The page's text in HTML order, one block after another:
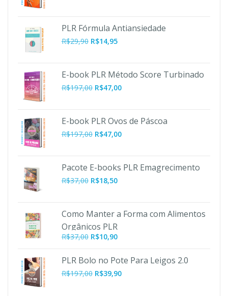
PLR Fórmula Antiansiedade
R$29,90 R$14,95
E-book PLR Método Score Turbinado
R$197,00 O
era:
R$197,00.
R$47,00O
é:
R$47,00.
E-book PLR Ovos de Páscoa
R$197,00 O
era:
R$197,00.
R$47,00O
é:
Pacote E-books PLR Emagrecimento
R$37,00 R$18,50
Como Manter a Forma com Alimentos
Orgânicos PLR
R$37,00 O
original
era:
R$37,00.
R$10,90O
atual
PLR Bolo no Pote Para Leigos 2.0
R$197,00 O
R$39,90O